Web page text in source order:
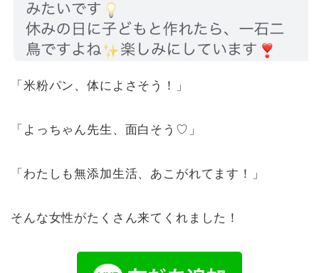
「米粉パン、体によさそう！」
「よっちゃん先生、面白そう♡」
「わたしも無添加生活、あこがれてます！」
そんな女性がたくさん来てくれました！